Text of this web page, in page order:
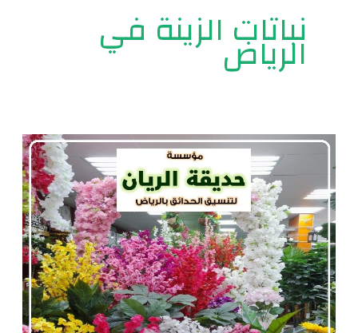
نباتات الزينة في
الرياض
زراعة
نباتات
الزينة
المنزلية